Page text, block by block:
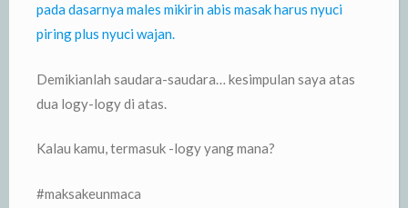
pada dasarnya males mikirin abis masak harus nyuci
piring plus nyuci wajan.
Demikianlah saudara-saudara… kesimpulan saya atas
dua logy-logy di atas.
Kalau kamu, termasuk -logy yang mana?
#maksakeunmaca